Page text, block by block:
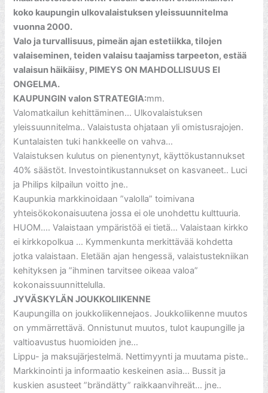
koko kaupungin ulkovalaistuksen yleissuunnitelma
vuonna 2000.
Valo ja turvallisuus, pimeän ajan estetiikka, tilojen
valaiseminen, teiden valaisu taajamiss tarpeeton, estää
valaisun häikäisy, PIMEYS ON MAHDOLLISUUS EI
ONGELMA.
KAUPUNGIN valon STRATEGIA:mm.
Valomatkailun kehittäminen… Ulkovalaistuksen
yleissuunnitelma.. Valaistusta ohjataan yli omistusrajojen.
Kuntalaisten tuki hankkeelle on vahva…
Valaistuksen kulutus on pienentynyt, käyttökustannukset
40% säästöt. Investointikustannukset on kasvaneet.. Luci
ja Philips kilpailun voitto jne..
Kaupunkia markkinoidaan ”valolla” toimivana
yhteisökokonaisuutena jossa ei ole unohdettu kulttuuria.
HUOM…. Valaistaan ympäristöä ei tietä… Valaistaan kirkko
ei kirkkopolkua … Kymmenkunta merkittävää kohdetta
jotka valaistaan. Eletään ajan hengessä, valaistustekniikan
kehityksen ja ”ihminen tarvitsee oikeaa valoa”
kokonaissuunnittelulla.
JYVÄSKYLÄN JOUKKOLIIKENNE
Kaupungilla on joukkoliikennejaos. Joukkoliikenne muutos
on ymmärrettävä. Onnistunut muutos, tulot kaupungille ja
valtioavustus huomioiden jne…
Lippu- ja maksujärjestelmä. Nettimyynti ja muutama piste..
Markkinointi ja informaatio keskeinen asia… Bussit ja
kuskien asusteet ”brändätty” raikkaanvihreät… jne..